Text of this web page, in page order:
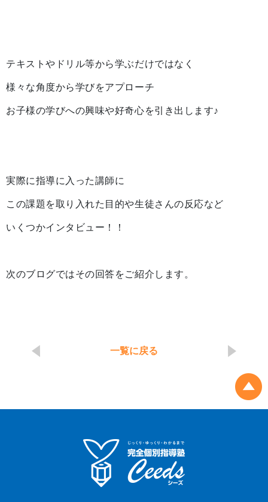
テキストやドリル等から学ぶだけではなく
様々な角度から学びをアプローチ
お子様の学びへの興味や好奇心を引き出します♪
実際に指導に入った講師に
この課題を取り入れた目的や生徒さんの反応など
いくつかインタビュー！！
次のブログではその回答をご紹介します。
一覧に戻る